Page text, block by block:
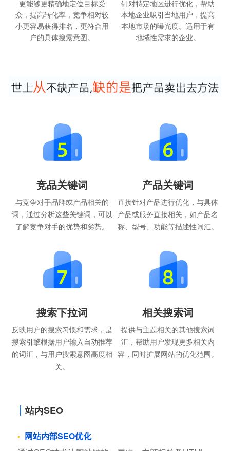
更能够更精确地定位目标受
众，提高转化率，竞争相对较
小更容易获得排名，更符合用
户的具体搜索意图。
针对特定地区进行优化，帮助
本地企业吸引当地用户，提高
本地市场的曝光度。适用于有
地域性需求的企业。
竞品关键词
与竞争对手品牌或产品相关的
词，通过分析这些关键词，可以
了解竞争对手的优势和劣势。
产品关键词
直接针对产品进行优化，与具体
产品或服务直接相关，如产品名
称、型号、功能等描述性词汇。
搜索下拉词
反映用户的搜索习惯和需求，是
搜索引擎根据用户输入自动推荐
的词汇，与用户搜索意图高度相
关。
相关搜索词
提供与主题相关的其他搜索词
汇，帮助用户发现更多相关内
容，同时扩展网站的优化范围。
站内SEO
网站内部SEO优化